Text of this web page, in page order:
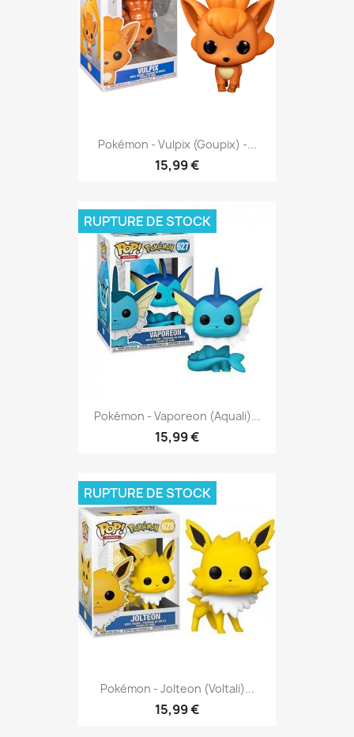
Pokémon - Vulpix (Goupix) -...
15,99 €
Pokémon - Vaporeon (Aquali)...
15,99 €
RUPTURE DE STOCK
Pokémon - Jolteon (Voltali)...
15,99 €
RUPTURE DE STOCK